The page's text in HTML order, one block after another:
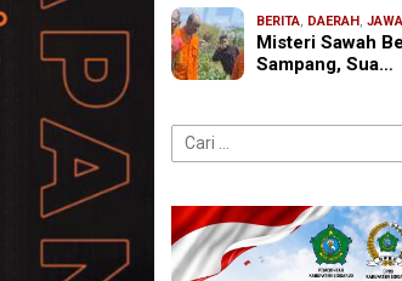
BERITA, DAERAH,
Misteri Sawah
Sampang, Sua…
Cari
untuk: